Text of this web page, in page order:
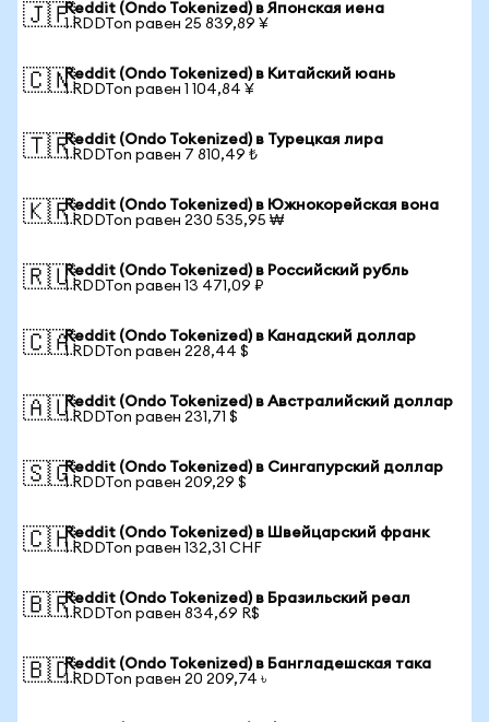
🇯🇵Reddit (Ondo Tokenized) в Японская иена
1 RDDTon равен 25 839,89 ¥
🇨🇳Reddit (Ondo Tokenized) в Китайский юань
1 RDDTon равен 1 104,84 ¥
🇹🇷Reddit (Ondo Tokenized) в Турецкая лира
1 RDDTon равен 7 810,49 ₺
🇰🇷Reddit (Ondo Tokenized) в Южнокорейская вона
1 RDDTon равен 230 535,95 ₩
🇷🇺Reddit (Ondo Tokenized) в Российский рубль
1 RDDTon равен 13 471,09 ₽
🇨🇦Reddit (Ondo Tokenized) в Канадский доллар
1 RDDTon равен 228,44 $
🇦🇺Reddit (Ondo Tokenized) в Австралийский доллар
1 RDDTon равен 231,71 $
🇸🇬Reddit (Ondo Tokenized) в Сингапурский доллар
1 RDDTon равен 209,29 $
🇨🇭Reddit (Ondo Tokenized) в Швейцарский франк
1 RDDTon равен 132,31 CHF
🇧🇷Reddit (Ondo Tokenized) в Бразильский реал
1 RDDTon равен 834,69 R$
🇧🇩Reddit (Ondo Tokenized) в Бангладешская така
1 RDDTon равен 20 209,74 ৳